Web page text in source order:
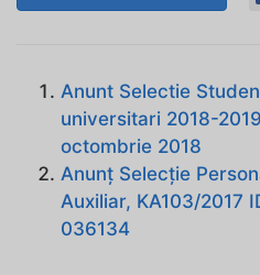
Anunt Selectie
universitari 2018-
octombrie 2018
Anunț Selecție
Auxiliar, KA103/2017
036134